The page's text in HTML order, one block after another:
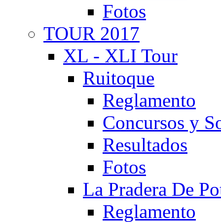
Fotos
TOUR 2017
XL - XLI Tour
Ruitoque
Reglamento
Concursos y
Resultados
Fotos
La Pradera De
Reglamento